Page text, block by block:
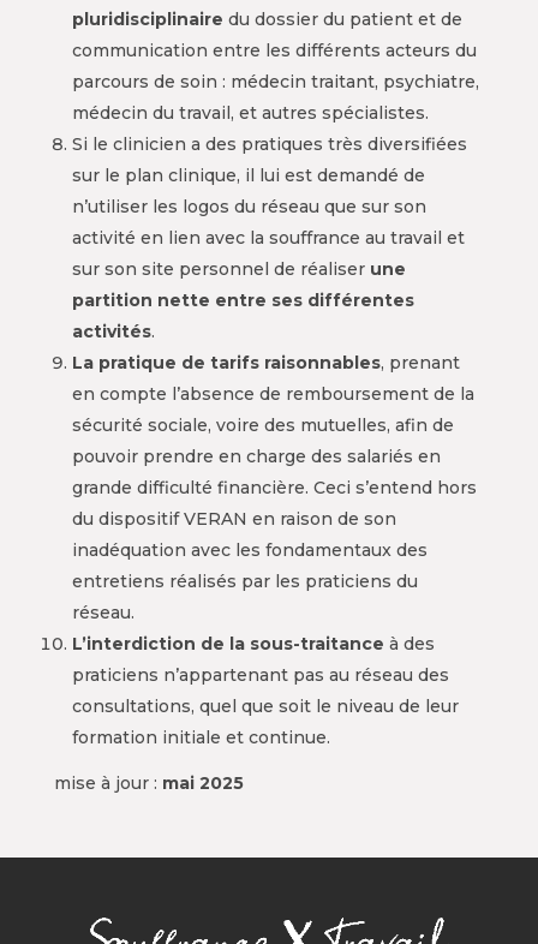
pluridisciplinaire du dossier du patient et de
communication entre les différents acteurs du
parcours de soin : médecin traitant, psychiatre,
médecin du travail, et autres spécialistes.
Si le clinicien a des pratiques très diversifiées
sur le plan clinique, il lui est demandé de
n’utiliser les logos du réseau que sur son
activité en lien avec la souffrance au travail et
sur son site personnel de réaliser une
partition nette entre ses différentes
activités.
La pratique de tarifs raisonnables, prenant
en compte l’absence de remboursement de la
sécurité sociale, voire des mutuelles, afin de
pouvoir prendre en charge des salariés en
grande difficulté financière. Ceci s’entend hors
du dispositif VERAN en raison de son
inadéquation avec les fondamentaux des
entretiens réalisés par les praticiens du
réseau.
L’interdiction de la sous-traitance à des
praticiens n’appartenant pas au réseau des
consultations, quel que soit le niveau de leur
formation initiale et continue.
mise à jour : mai 2025